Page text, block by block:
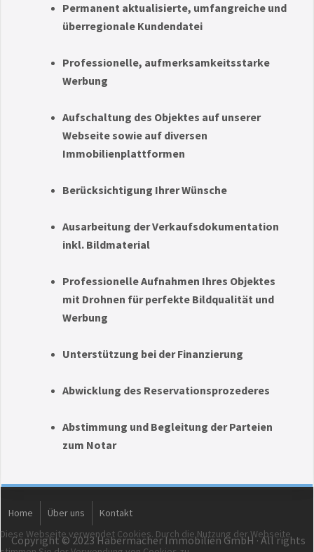
Permanent aktualisierte, umfangreiche und
überregionale Kundendatei
Professionelle, aufmerksamkeitsstarke
Werbung
Aufschaltung des Objektes auf unserer
Webseite sowie auf diversen
Immobilienplattformen
Berücksichtigung Ihrer Wünsche
Ausarbeitung der Verkaufsdokumentation
inkl. Bildmaterial
Professionelle Aufnahmen Ihres Objektes
mit Drohnen für perfekte Bildqualität und
Werbung
Unterstützung bei der Finanzierung
Abwicklung des Reservationsprozederes
Abstimmung und Begleitung der Parteien
zum Notar
Home Über uns Kontakt
Copyright © 2023 Habermacher Immobilien GmbH · All rights
Diese Webseite verwendet Cookies. Durch die Nutzung der Webseite